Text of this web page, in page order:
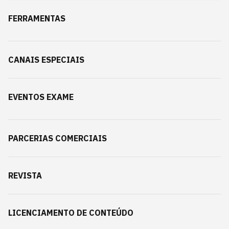
FERRAMENTAS
CANAIS ESPECIAIS
EVENTOS EXAME
PARCERIAS COMERCIAIS
REVISTA
LICENCIAMENTO DE CONTEÚDO